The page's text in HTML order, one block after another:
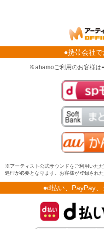
●携帯会社
※ahamoご利用のお客様は
※アーティスト公式サウンドをご利用いた
処理が必要となります。お客様が登録され
●d払い、PayPay